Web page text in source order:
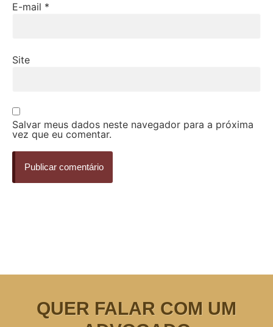
E-mail *
Site
Salvar meus dados neste navegador para a próxima
vez que eu comentar.
QUER FALAR COM UM